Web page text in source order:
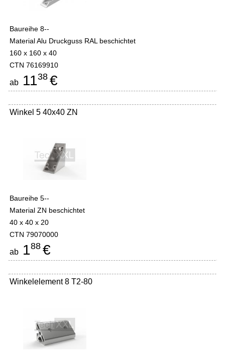
Baureihe 8--
Material Alu Druckguss RAL beschichtet
160 x 160 x 40
CTN 76169910
ab 1138 €
Winkel 5 40x40 ZN
Baureihe 5--
Material ZN beschichtet
40 x 40 x 20
CTN 79070000
ab 188 €
Winkelelement 8 T2-80